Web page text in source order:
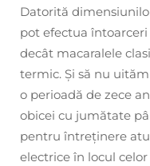
Datorită
pot efectua întoarceri
decât macaralele
termic. Și să nu
o perioadă de zece
obicei cu jumătate
pentru întreținere
electrice în locul